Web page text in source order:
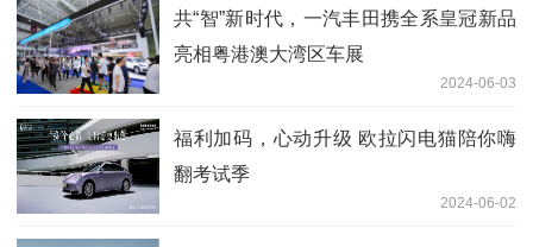
共“智”新时代，一汽丰田携全系皇冠新品
亮相粤港澳大湾区车展
2024-06-03
福利加码，心动升级 欧拉闪电猫陪你嗨
翻考试季
2024-06-02